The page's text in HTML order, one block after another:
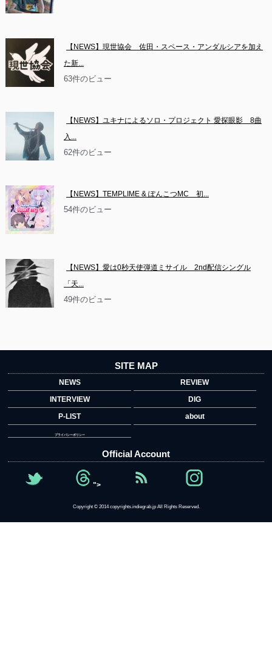
【NEWS】現世協会　佐田・スペース・アンダルシアを加え
た新...
63件のビュー
【NEWS】ユキナによるソロ・プロジェクト 愛探眼影　8曲
入...
62件のビュー
【NEWS】TEMPLIME & ぽんこつMC　初...
54件のビュー
【NEWS】愛は0秒天使弾道ミサイル　2nd配信シングル
「天...
49件のビュー
SITE MAP
NEWS
REVIEW
INTERVIEW
DIG
P-LIST
about
プライバシーポリシー
Official Account
">
Copyright © 2014 copyrights.indiegrab.jp All Rights Reserved.